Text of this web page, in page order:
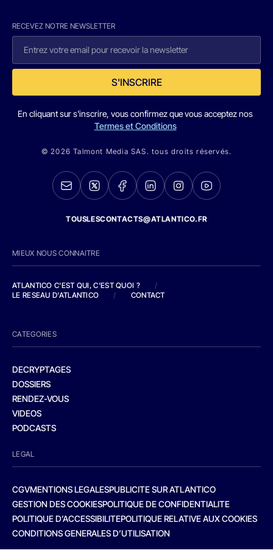
RECEVEZ NOTRE NEWSLETTER
S'INSCRIRE
En cliquant sur s'inscrire, vous confirmez que vous acceptez nos
Termes et Conditions
© 2026 Talmont Media SAS. tous droits réservés.
TOUSLESCONTACTS@ATLANTICO.FR
MIEUX NOUS CONNAITRE
ATLANTICO C'EST QUI, C'EST QUOI ?
/
LE RESEAU D'ATLANTICO
/ CONTACT
CATEGORIES
DECRYPTAGES
DOSSIERS
RENDEZ-VOUS
VIDEOS
PODCASTS
LEGAL
CGVMENTIONS LEGALESPUBLICITE SUR ATLANTICO
GESTION DES COOKIESPOLITIQUE DE CONFIDENTIALITE
POLITIQUE D’ACCESSIBILITEPOLITIQUE RELATIVE AUX COOKIES
CONDITIONS GENERALES D’UTILISATION